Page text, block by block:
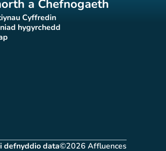
a Chefnogaeth
Cyffredin
(tab newydd)
hygyrchedd
(tab newydd)
newydd)
defnyddio data©2026 Affluences